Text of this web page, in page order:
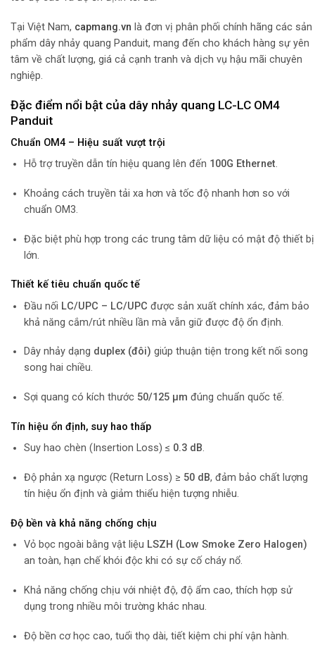
Tại Việt Nam, capmang.vn là đơn vị phân phối chính hãng các sản
phẩm dây nhảy quang Panduit, mang đến cho khách hàng sự yên
tâm về chất lượng, giá cả cạnh tranh và dịch vụ hậu mãi chuyên
nghiệp.
Đặc điểm nổi bật của dây nhảy quang LC-LC OM4
Panduit
Chuẩn OM4 – Hiệu suất vượt trội
Hỗ trợ truyền dẫn tín hiệu quang lên đến 100G Ethernet.
Khoảng cách truyền tải xa hơn và tốc độ nhanh hơn so với
chuẩn OM3.
Đặc biệt phù hợp trong các trung tâm dữ liệu có mật độ thiết bị
lớn.
Thiết kế tiêu chuẩn quốc tế
Đầu nối LC/UPC – LC/UPC được sản xuất chính xác, đảm bảo
khả năng cắm/rút nhiều lần mà vẫn giữ được độ ổn định.
Dây nhảy dạng duplex (đôi) giúp thuận tiện trong kết nối song
song hai chiều.
Sợi quang có kích thước 50/125 µm đúng chuẩn quốc tế.
Tín hiệu ổn định, suy hao thấp
Suy hao chèn (Insertion Loss) ≤ 0.3 dB.
Độ phản xạ ngược (Return Loss) ≥ 50 dB, đảm bảo chất lượng
tín hiệu ổn định và giảm thiểu hiện tượng nhiễu.
Độ bền và khả năng chống chịu
Vỏ bọc ngoài bằng vật liệu LSZH (Low Smoke Zero Halogen)
an toàn, hạn chế khói độc khi có sự cố cháy nổ.
Khả năng chống chịu với nhiệt độ, độ ẩm cao, thích hợp sử
dụng trong nhiều môi trường khác nhau.
Độ bền cơ học cao, tuổi thọ dài, tiết kiệm chi phí vận hành.